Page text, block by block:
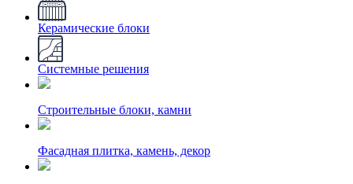
Керамические блоки
Системные решения
Строительные блоки, камни
Фасадная плитка, камень, декор